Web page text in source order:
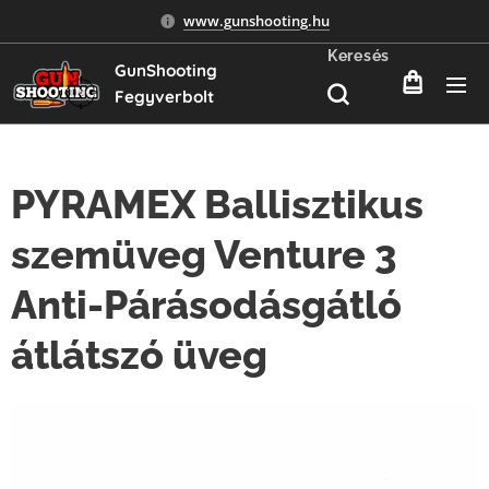
www.gunshooting.hu
GunShooting
Fegyverbolt
Keresés
PYRAMEX Ballisztikus
szemüveg Venture 3
Anti-Párásodásgátló
átlátszó üveg